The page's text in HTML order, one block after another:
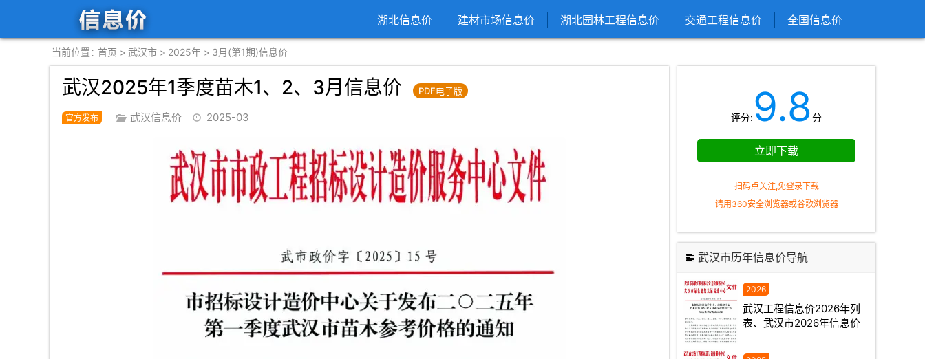
湖北信息价 建材市场信息价 湖北园林工程信息价 交通工程信息价 全国信息价
首页 武汉市 2025年 3月(第1期)信息价
武汉2025年1季度苗木1、2、3月信息价 PDF电子版
武汉信息价 2025-03 评分: 9.8分
立即下载
扫码点关注,免登录下载
请用360安全浏览器或谷歌浏览器
武汉市历年信息价导航
武汉工程信息价2026年列
表、武汉市2026年信息价